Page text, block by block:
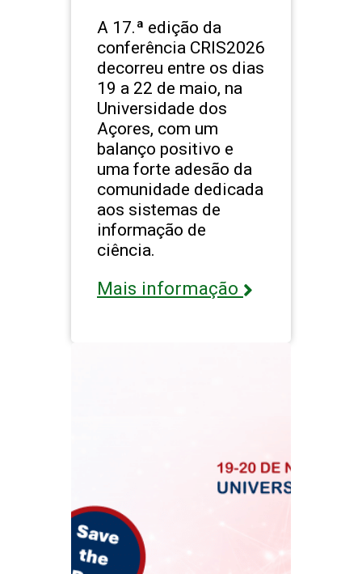
A 17.ª edição da
conferência CRIS2026
decorreu entre os dias
19 a 22 de maio, na
Universidade dos
Açores, com um
balanço positivo e
uma forte adesão da
comunidade dedicada
aos sistemas de
informação de
ciência.
Mais informação